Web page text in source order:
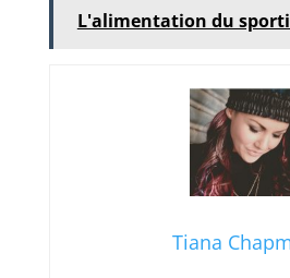
L'alimentation du
Tiana